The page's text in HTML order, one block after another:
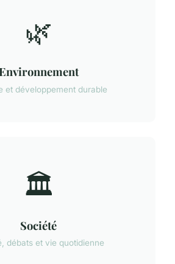
🌿
et développement durable
🏛️
Société
débats et vie quotidienne